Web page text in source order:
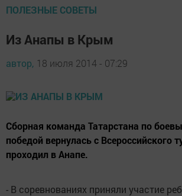
ПОЛЕЗНЫЕ СОВЕТЫ
Из Анапы в Крым
автор, 18 июля 2014 - 07:29
Сборная команда Татарстана по
победой вернулась с Всероссийского
проходил в Анапе.
- В соревнованиях приняли участие